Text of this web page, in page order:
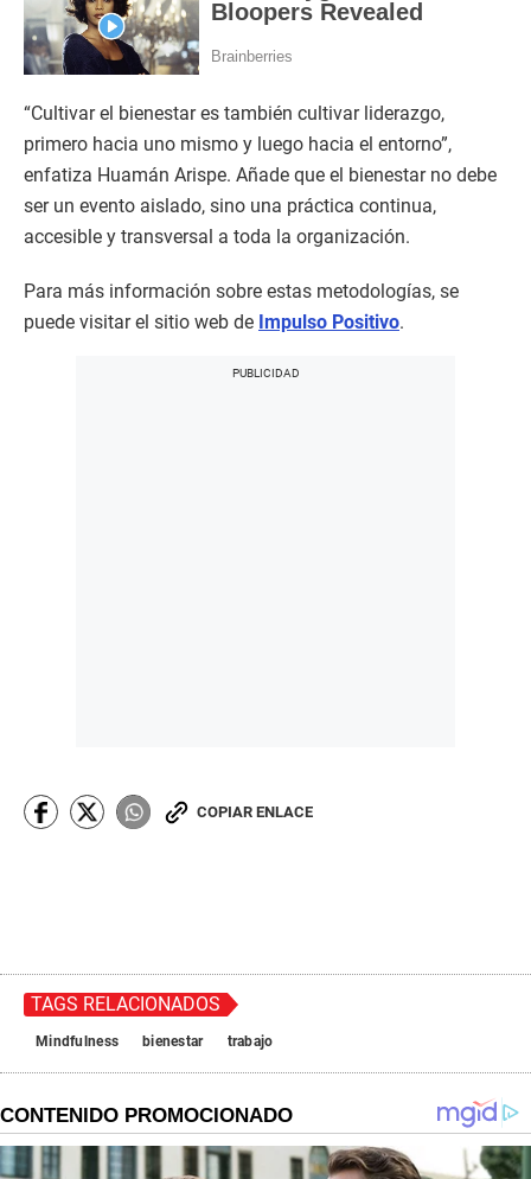
“Cultivar el bienestar es también cultivar liderazgo,
primero hacia uno mismo y luego hacia el entorno”,
enfatiza Huamán Arispe. Añade que el bienestar no debe
ser un evento aislado, sino una práctica continua,
accesible y transversal a toda la organización.
Para más información sobre estas metodologías, se
puede visitar el sitio web de Impulso Positivo.
COPIAR ENLACE
TAGS RELACIONADOS
Mindfulness bienestar trabajo